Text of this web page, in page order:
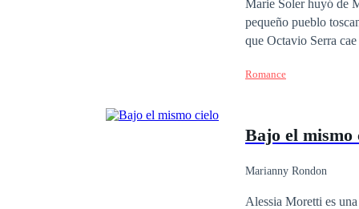
Marie Soler huyó de
pequeño pueblo
que Octavio Serra
inevitable.
Romance
Bajo el mismo
Marianny Rondon
Alessia Moretti es una